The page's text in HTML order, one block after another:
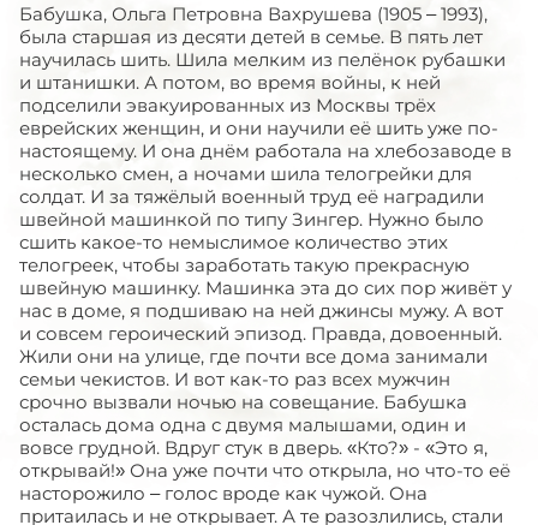
Бабушка, Ольга Петровна Вахрушева (1905 – 1993),
была старшая из десяти детей в семье. В пять лет
научилась шить. Шила мелким из пелёнок рубашки
и штанишки. А потом, во время войны, к ней
подселили эвакуированных из Москвы трёх
еврейских женщин, и они научили её шить уже по-
настоящему. И она днём работала на хлебозаводе в
несколько смен, а ночами шила телогрейки для
солдат. И за тяжёлый военный труд её наградили
швейной машинкой по типу Зингер. Нужно было
сшить какое-то немыслимое количество этих
телогреек, чтобы заработать такую прекрасную
швейную машинку. Машинка эта до сих пор живёт у
нас в доме, я подшиваю на ней джинсы мужу. А вот
и совсем героический эпизод. Правда, довоенный.
Жили они на улице, где почти все дома занимали
семьи чекистов. И вот как-то раз всех мужчин
срочно вызвали ночью на совещание. Бабушка
осталась дома одна с двумя малышами, один и
вовсе грудной. Вдруг стук в дверь. «Кто?» - «Это я,
открывай!» Она уже почти что открыла, но что-то её
насторожило – голос вроде как чужой. Она
притаилась и не открывает. А те разозлились, стали